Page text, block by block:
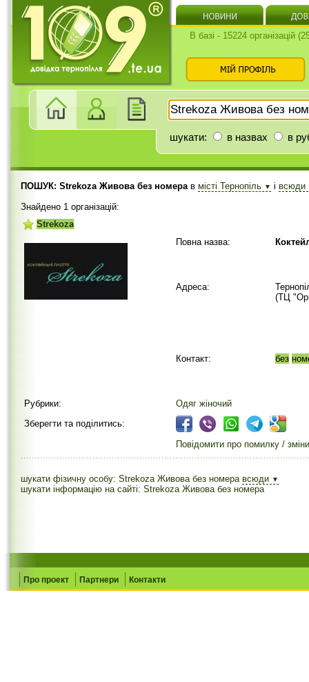
В базі - 15224 організацій
шукати: в назвах в
ПОШУК: Strekoza Живова без номерав місті Тернопіль ▼ і всюди
Знайдено 1 організацій:
Strekoza
Повна назва:
Адреса:
(ТЦ
Контакт: без
Рубрики:
Одяг жіночий
Зберегти та поділитись:
Повідомити про помилку / зміни
шукати фізичну особу: Strekoza Живова без номера всюди ▼
шукати інформацію на сайті: Strekoza Живова без номера
Про проект Партнери Контакти